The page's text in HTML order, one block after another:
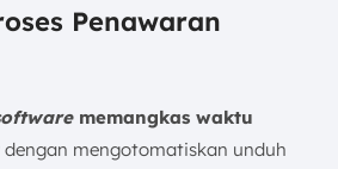
Penawaran
memangkas waktu
dengan mengotomatiskan unduh